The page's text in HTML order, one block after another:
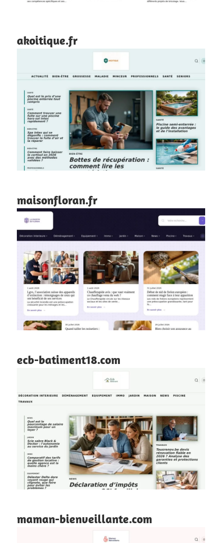
akoitique.fr
maisonfloran.fr
ecb-batiment18.com
maman-bienveillante.com